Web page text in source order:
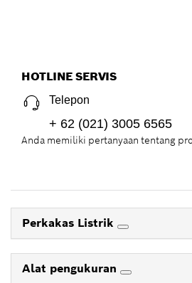
HOTLINE SERVIS
Telepon
+ 62 (021) 3005 6565
Anda memiliki pertanyaan tentang
Perkakas Listrik
Alat pengukuran